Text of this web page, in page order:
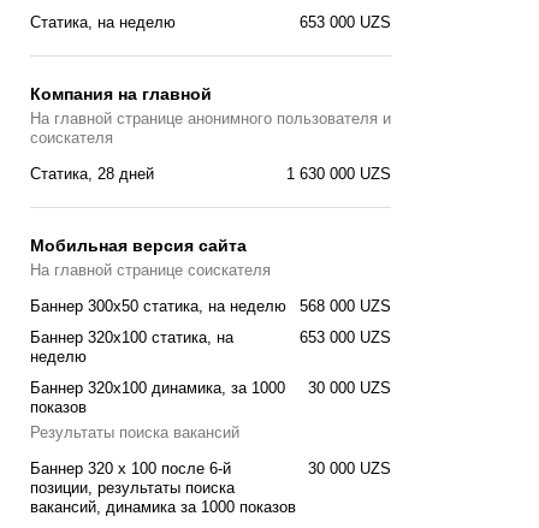
653 000 UZS
Статика, на неделю
Компания на главной
На главной странице анонимного пользователя и
соискателя
1 630 000 UZS
Статика, 28 дней
Мобильная версия сайта
На главной странице соискателя
568 000 UZS
Баннер 300x50 статика, на неделю
653 000 UZS
Баннер 320x100 cтатика, на
неделю
30 000 UZS
Баннер 320x100 динамика, за 1000
показов
Результаты поиска вакансий
30 000 UZS
Баннер 320 x 100 после 6-й
позиции, результаты поиска
вакансий, динамика за 1000 показов